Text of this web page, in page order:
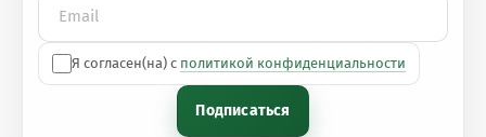
Я согласен(на) с политикой конфиденциальности
Подписаться